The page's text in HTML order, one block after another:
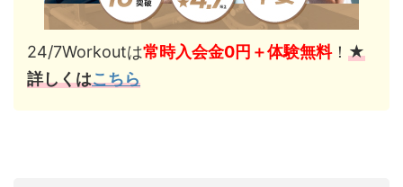
24/7Workoutは常時入会金0円＋体験無料！ ★
詳しくはこちら